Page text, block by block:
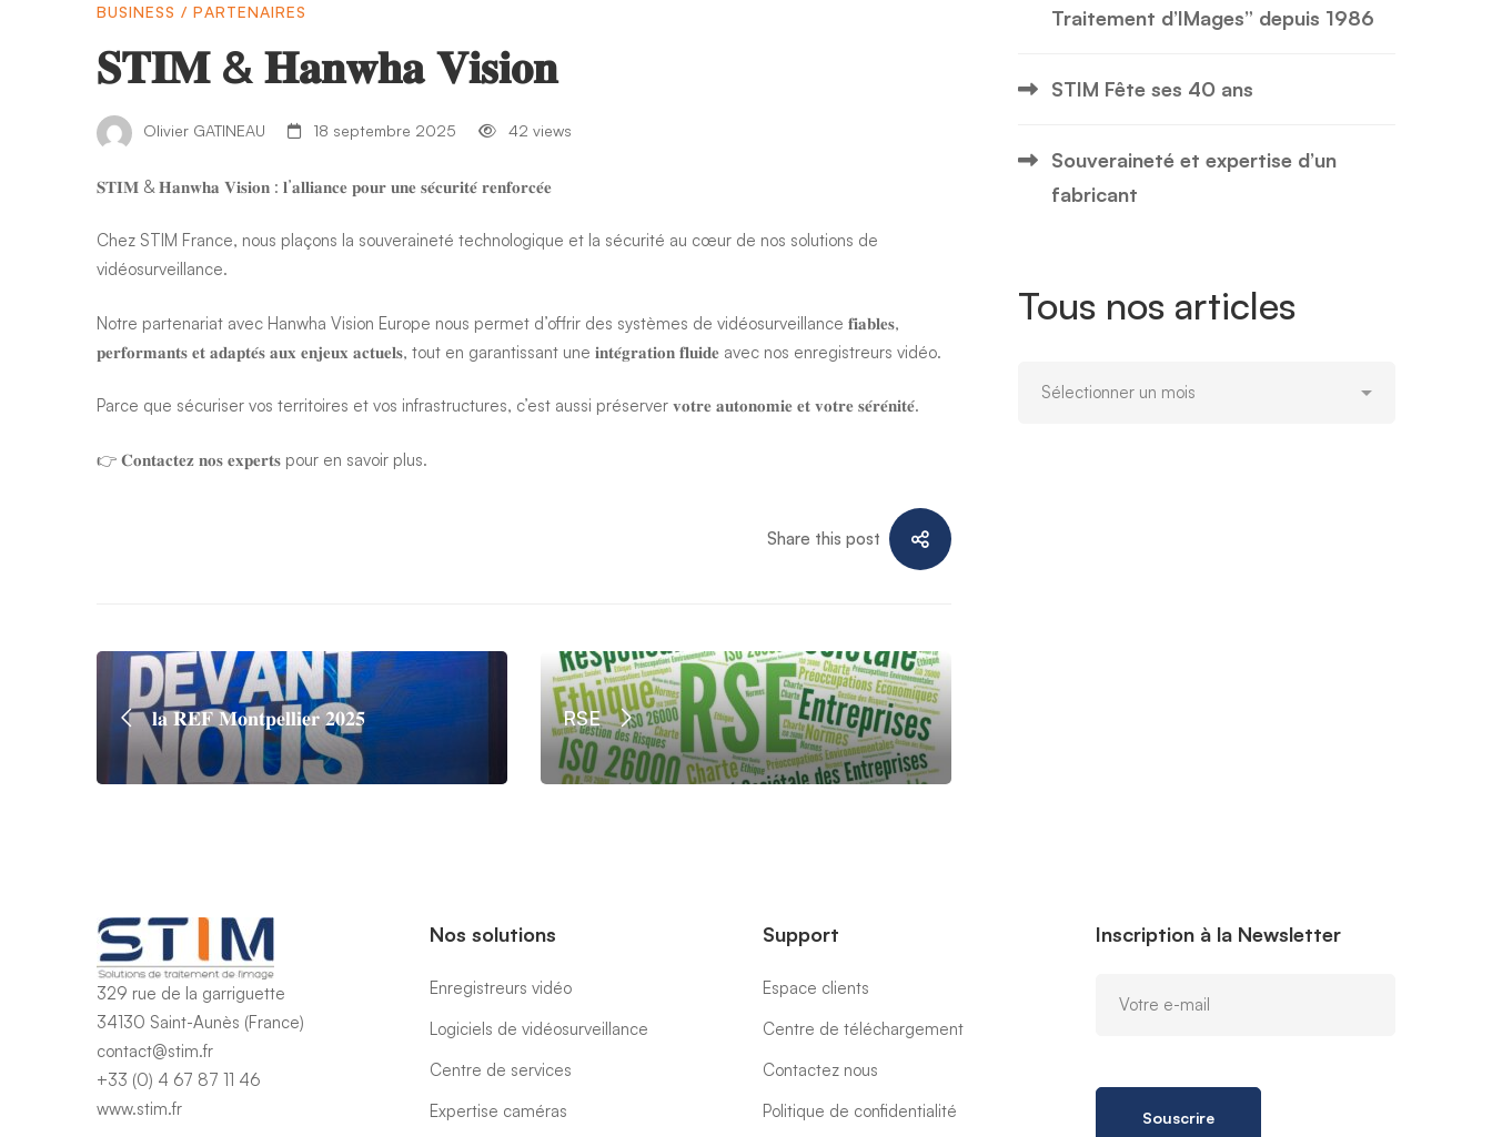
BUSINESS / PARTENAIRES
𝐒𝐓𝐈𝐌 & 𝐇𝐚𝐧𝐰𝐡𝐚 𝐕𝐢𝐬𝐢𝐨𝐧
Olivier GATINEAU 18 septembre 2025 42 views
𝐒𝐓𝐈𝐌 & 𝐇𝐚𝐧𝐰𝐡𝐚 𝐕𝐢𝐬𝐢𝐨𝐧 : 𝐥’𝐚𝐥𝐥𝐢𝐚𝐧𝐜𝐞 𝐩𝐨𝐮𝐫 𝐮𝐧𝐞 𝐬𝐞́𝐜𝐮𝐫𝐢𝐭𝐞́ 𝐫𝐞𝐧𝐟𝐨𝐫𝐜𝐞́𝐞
Chez STIM France, nous plaçons la souveraineté technologique et la sécurité au cœur de nos solutions de
vidéosurveillance.
Notre partenariat avec Hanwha Vision Europe nous permet d’offrir des systèmes de vidéosurveillance 𝐟𝐢𝐚𝐛𝐥𝐞𝐬,
𝐩𝐞𝐫𝐟𝐨𝐫𝐦𝐚𝐧𝐭𝐬 𝐞𝐭 𝐚𝐝𝐚𝐩𝐭𝐞́𝐬 𝐚𝐮𝐱 𝐞𝐧𝐣𝐞𝐮𝐱 𝐚𝐜𝐭𝐮𝐞𝐥𝐬, tout en garantissant une 𝐢𝐧𝐭𝐞́𝐠𝐫𝐚𝐭𝐢𝐨𝐧 𝐟𝐥𝐮𝐢𝐝𝐞 avec nos enregistreurs vidéo.
Parce que sécuriser vos territoires et vos infrastructures, c’est aussi préserver 𝐯𝐨𝐭𝐫𝐞 𝐚𝐮𝐭𝐨𝐧𝐨𝐦𝐢𝐞 𝐞𝐭 𝐯𝐨𝐭𝐫𝐞 𝐬𝐞́𝐫𝐞́𝐧𝐢𝐭𝐞́.
👉 𝐂𝐨𝐧𝐭𝐚𝐜𝐭𝐞𝐳 𝐧𝐨𝐬 𝐞𝐱𝐩𝐞𝐫𝐭𝐬 pour en savoir plus.
Share this post
𝐥𝐚 𝐑𝐄𝐅 𝐌𝐨𝐧𝐭𝐩𝐞𝐥𝐥𝐢𝐞𝐫 𝟐𝟎𝟐𝟓 RSE
Traitement d’IMages” depuis 1986
STIM Fête ses 40 ans
Souveraineté et expertise d’un
fabricant
Tous nos articles
329 rue de la garriguette
34130 Saint-Aunès (France)
contact@stim.fr
+33 (0) 4 67 87 11 46
www.stim.fr
Nos solutions
Enregistreurs vidéo
Logiciels de vidéosurveillance
Centre de services
Expertise caméras
Support
Espace clients
Centre de téléchargement
Contactez nous
Politique de confidentialité
Inscription à la Newsletter
Souscrire